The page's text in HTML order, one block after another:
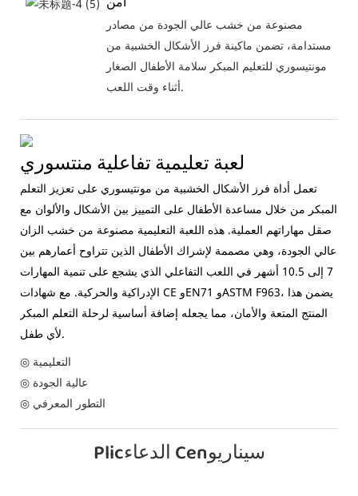
مصنوعة من خشب عالي الجودة من مصادر
مستدامة، تضمن ماكينة فرز الأشكال الخشبية من
مونتيسوري للتعليم المبكر سلامة الأطفال الصغار
أثناء وقت اللعب.
لعبة تعليمية تفاعلية منتسوري
تعمل أداة فرز الأشكال الخشبية من مونتيسوري على تعزيز التعلم
المبكر من خلال مساعدة الأطفال على التمييز بين الأشكال والألوان مع
صقل مهاراتهم العملية. هذه اللعبة التعليمية مصنوعة من خشب الزان
عالي الجودة، وهي مصممة لإشراك الأطفال الذين تتراوح أعمارهم بين
7 إلى 10.5 أشهر في اللعب التفاعلي الذي يشجع على تنمية المهارات
الإدراكية والحركية. مع شهادات CE وEN71 وASTM F963، يضمن هذا
المنتج المتعة والأمان، مما يجعله إضافة أساسية لرحلة التعلم المبكر
لأي طفل.
◎ التعليمية
◎ عالية الجودة
◎ التطور المعرفي
Plicالدعاء Cenسيناريو